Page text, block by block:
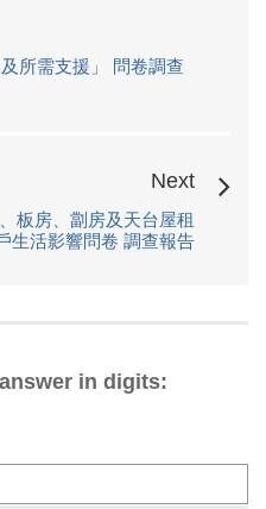
所需支援」 問卷調查
Next
板房、劏房及天台屋租
生活影響問卷 調查報告
in digits: